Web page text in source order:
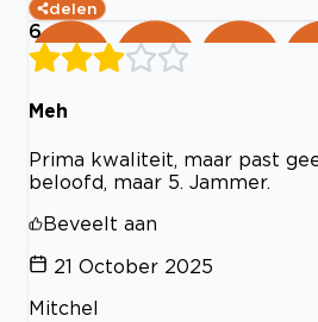
delen
6
Meh
Prima kwaliteit, maar past
beloofd, maar 5. Jammer.
Beveelt aan
21 October 2025
Mitchel